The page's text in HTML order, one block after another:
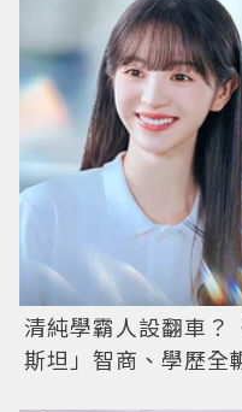
清純學霸人設翻車？
斯坦」智商、學歷全